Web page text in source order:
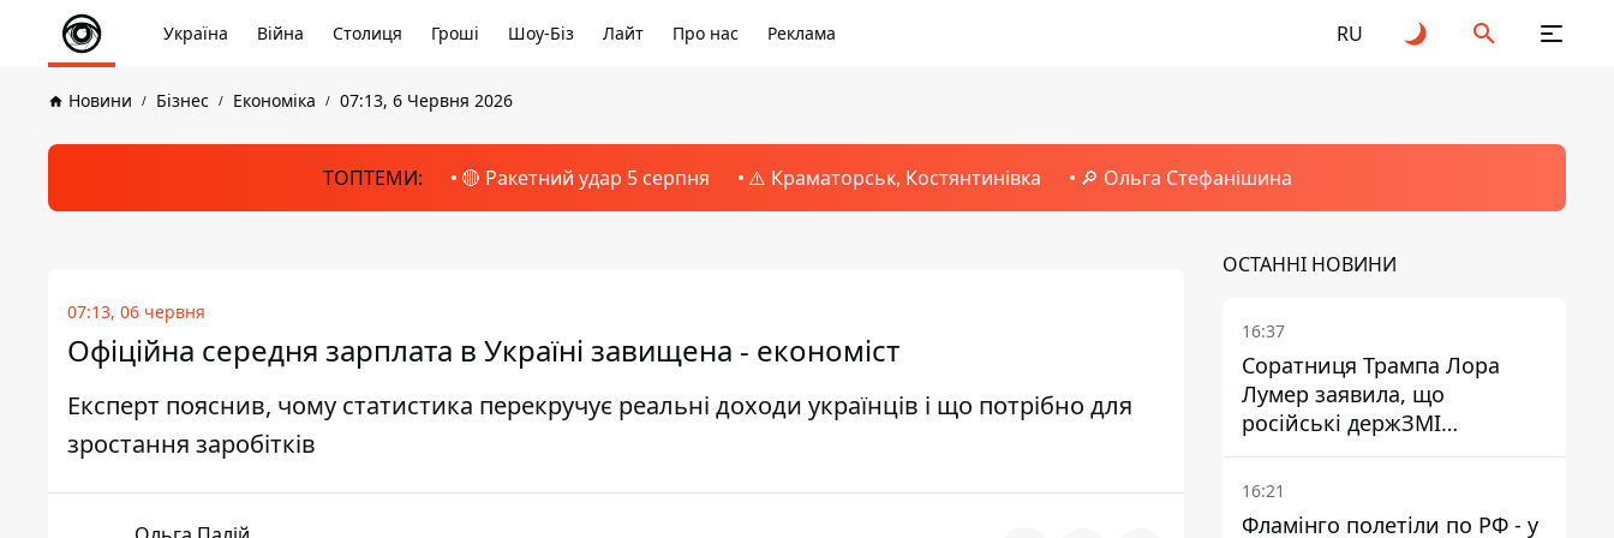
Україна Війна Столиця Гроші Шоу-Біз Лайт Про нас Реклама RU
Новини Бізнес Економіка 07:13, 6 Червня 2026
ТОПТЕМИ: 🔴 Ракетний удар 5 серпня ⚠️ Краматорськ, Костянтинівка 🔎 Ольга Стефанішина
07:13, 06 червня
Офіційна середня зарплата в Україні завищена - економіст
Експерт пояснив, чому статистика перекручує реальні доходи українців і що потрібно для
зростання заробітків
ОСТАННІ НОВИНИ
16:37
Соратниця Трампа Лора
Лумер заявила, що
російські держЗМІ
розгорнули проти неї
пропагандистську кампанію
16:21
Фламінго полетіли по РФ - у